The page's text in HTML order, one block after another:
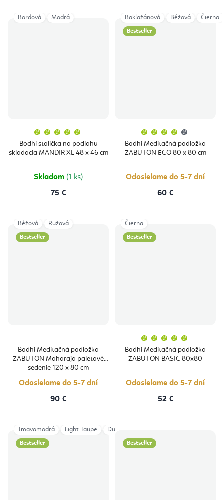
Bodhi stolička na podlahu
skladacia MANDIR XL 48 x 46 cm
produktu
je
5,0
Skladom (1 ks)
75 €
Bordová Modrá
Bestseller
Bodhi Meditačná podložka
ZABUTON ECO 80 x 80 cm
produktu
je
4,0
Odosielame do 5-7 dní
60 €
Baklažánová Béžová Čierna
Bestseller
Bodhi Meditačná podložka
ZABUTON Maharaja paletové
sedenie 120 x 80 cm
Odosielame do 5-7 dní
90 €
Béžová Ružová
Bestseller
Bodhi Meditačná podložka
ZABUTON BASIC 80x80
produktu
je
5,0
Odosielame do 5-7 dní
52 €
Čierna
Bestseller
Tmavomodrá Light Taupe Dusty Purple
Bestseller